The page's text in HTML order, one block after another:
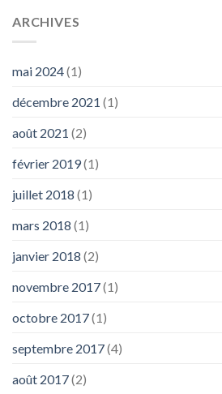
ARCHIVES
mai 2024(1)
décembre 2021 (1)
août 2021 (2)
février 2019(1)
juillet 2018 (1)
mars 2018 (1)
janvier 2018 (2)
novembre 2017(1)
octobre 2017(1)
septembre 2017(4)
août 2017(2)